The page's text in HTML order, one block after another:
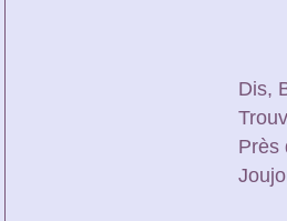
Dis,
Près